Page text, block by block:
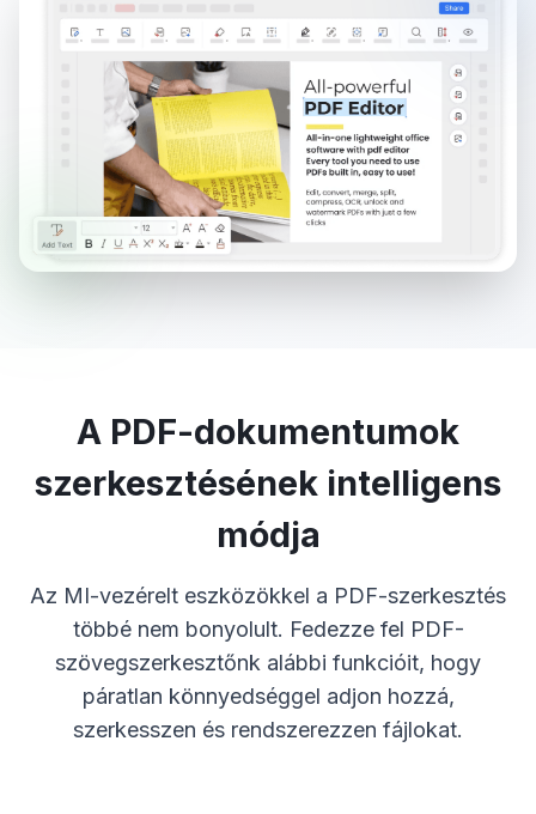
A PDF-dokumentumok
szerkesztésének intelligens
módja
Az MI-vezérelt eszközökkel a PDF-szerkesztés
többé nem bonyolult. Fedezze fel PDF-
szövegszerkesztőnk alábbi funkcióit, hogy
páratlan könnyedséggel adjon hozzá,
szerkesszen és rendszerezzen fájlokat.